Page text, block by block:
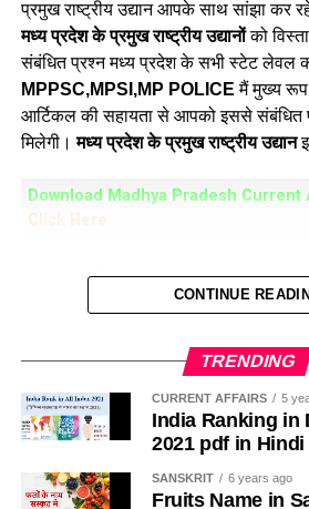
सहायक नदियां- नर्मदा नदी की सहायक
वरना, हिरन, हथिनी,ऊटी, शेर, शक्कर, तवा,
बेसिन क्षेत्र-93180 वर्ग किलोमीटर
परियोजना- इंदिरा सागर बांध परियोजना
प्रमुख तथ्य
यह मध्यप्रदेश की प्रमुख बड़ी तथा
इस नदी को मध्य प्रदेश के लोक
यह नदी डेल्टा नहीं बनाती बल्कि
प्रमुख राष्ट्रीय उद्यान आपके साथ सांझा कर
मध्य प्रदेश के प्रमुख राष्ट्रीय उद्यानोंको
संबंधित प्रश्न मध्य प्रदेश के सभी स्टेट लेवल
MPPSC,MPSI,MP POLICE मैं मुख्य
आर्टिकल की सहायता से आपको इससे संबंधित
मिलेगी।मध्य प्रदेश के प्रमुख राष्ट्रीय उद्यान
Download Madhya Pradesh Current
Cli ck Here
मध्यप्रदेश के प्रमुख
(Madhya Pradesh ke
National Park)
कान्हा किसली राष्ट्रीय उद्यान
यह राष्ट्रीय उद्यान मंडला जिले के
CONTINUE
TRENDING
CURRENT AFFAIRS 5
India Ranking in
2021 pdf in Hindi
SANSKRIT 6 years ago
Fruits Name in